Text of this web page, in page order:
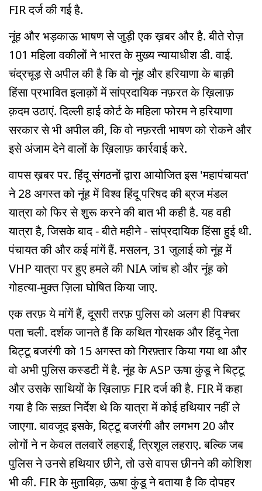
FIR दर्ज की गई है.
नूंह और भड़काऊ भाषण से जुड़ी एक ख़बर और है. बीते रोज़
101 महिला वकीलों ने भारत के मुख्य न्यायाधीश डी. वाई.
चंद्रचूड़ से अपील की है कि वो नूंह और हरियाणा के बाक़ी
हिंसा प्रभावित इलाक़ों में सांप्रदायिक नफ़रत के ख़िलाफ़
क़दम उठाएं. दिल्ली हाई कोर्ट के महिला फोरम ने हरियाणा
सरकार से भी अपील की, कि वो नफ़रती भाषण को रोकने और
इसे अंजाम देने वालों के ख़िलाफ़ कार्रवाई करे.
वापस ख़बर पर. हिंदू संगठनों द्वारा आयोजित इस 'महापंचायत'
ने 28 अगस्त को नूंह में विश्व हिंदू परिषद की ब्रज मंडल
यात्रा को फिर से शुरू करने की बात भी कही है. यह वही
यात्रा है, जिसके बाद - बीते महीने - सांप्रदायिक हिंसा हुई थी.
पंचायत की और कई मांगें हैं. मसलन, 31 जुलाई को नूंह में
VHP यात्रा पर हुए हमले की NIA जांच हो और नूंह को
गोहत्या-मुक्त ज़िला घोषित किया जाए.
एक तरफ़ ये मांगें हैं, दूसरी तरफ़ पुलिस को अलग ही पिक्चर
पता चली. दर्शक जानते हैं कि कथित गोरक्षक और हिंदू नेता
बिट्टू बजरंगी को 15 अगस्त को गिरफ़्तार किया गया था और
वो अभी पुलिस कस्डटी में है. नूंह के ASP ऊषा कुंडू ने बिट्टू
और उसके साथियों के ख़िलाफ़ FIR दर्ज की है. FIR में कहा
गया है कि सख़्त निर्देश थे कि यात्रा में कोई हथियार नहीं ले
जाएगा. बावजूद इसके, बिट्टू बजरंगी और लगभग 20 और
लोगों ने न केवल तलवारें लहराईं, त्रिशूल लहराए. बल्कि जब
पुलिस ने उनसे हथियार छीने, तो उसे वापस छीनने की कोशिश
भी की. FIR के मुताबिक़, ऊषा कुंडू ने बताया है कि दोपहर